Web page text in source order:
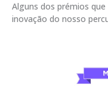
Alguns dos prémios
inovação do nosso